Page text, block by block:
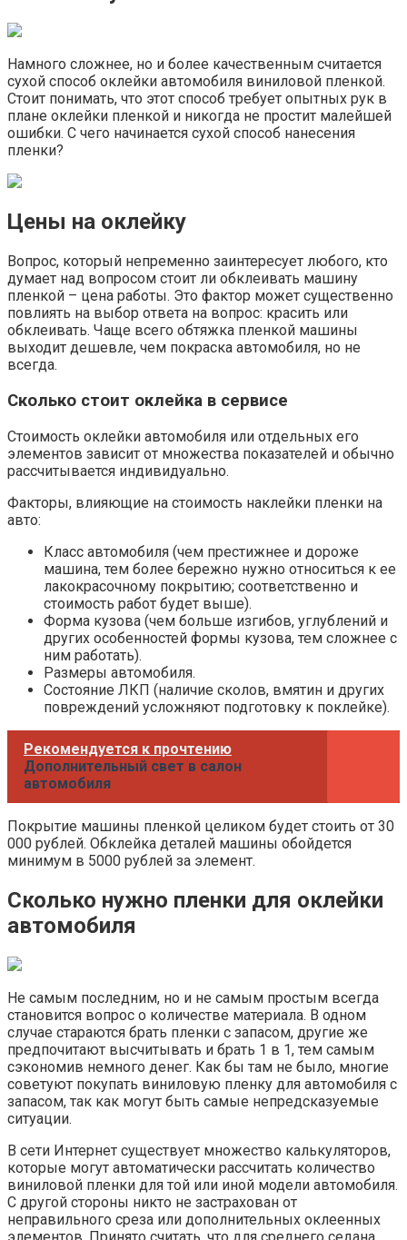
Намного сложнее, но и более качественным считается
сухой способ оклейки автомобиля виниловой пленкой.
Стоит понимать, что этот способ требует опытных рук в
плане оклейки пленкой и никогда не простит малейшей
ошибки. С чего начинается сухой способ нанесения
пленки?
Цены на оклейку
Вопрос, который непременно заинтересует любого, кто
думает над вопросом стоит ли обклеивать машину
пленкой – цена работы. Это фактор может существенно
повлиять на выбор ответа на вопрос: красить или
обклеивать. Чаще всего обтяжка пленкой машины
выходит дешевле, чем покраска автомобиля, но не
всегда.
Сколько стоит оклейка в сервисе
Стоимость оклейки автомобиля или отдельных его
элементов зависит от множества показателей и обычно
рассчитывается индивидуально.
Факторы, влияющие на стоимость наклейки пленки на
авто:
Класс автомобиля (чем престижнее и дороже
машина, тем более бережно нужно относиться к ее
лакокрасочному покрытию; соответственно и
стоимость работ будет выше).
Форма кузова (чем больше изгибов, углублений и
других особенностей формы кузова, тем сложнее с
ним работать).
Размеры автомобиля.
Состояние ЛКП (наличие сколов, вмятин и других
повреждений усложняют подготовку к поклейке).
Рекомендуется к прочтению
Дополнительный свет в салон
автомобиля
Покрытие машины пленкой целиком будет стоить от 30
000 рублей. Обклейка деталей машины обойдется
минимум в 5000 рублей за элемент.
Сколько нужно пленки для оклейки
автомобиля
Не самым последним, но и не самым простым всегда
становится вопрос о количестве материала. В одном
случае стараются брать пленки с запасом, другие же
предпочитают высчитывать и брать 1 в 1, тем самым
сэкономив немного денег. Как бы там не было, многие
советуют покупать виниловую пленку для автомобиля с
запасом, так как могут быть самые непредсказуемые
ситуации.
В сети Интернет существует множество калькуляторов,
которые могут автоматически рассчитать количество
виниловой пленки для той или иной модели автомобиля.
С другой стороны никто не застрахован от
неправильного среза или дополнительных оклеенных
элементов. Принято считать, что для среднего седана